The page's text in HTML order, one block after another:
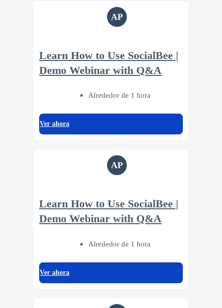
AP
Learn How to Use SocialBee |
Demo Webinar with Q&A
Alrededor de 1 hora
Ver ahora
AP
Learn How to Use SocialBee |
Demo Webinar with Q&A
Alrededor de 1 hora
Ver ahora